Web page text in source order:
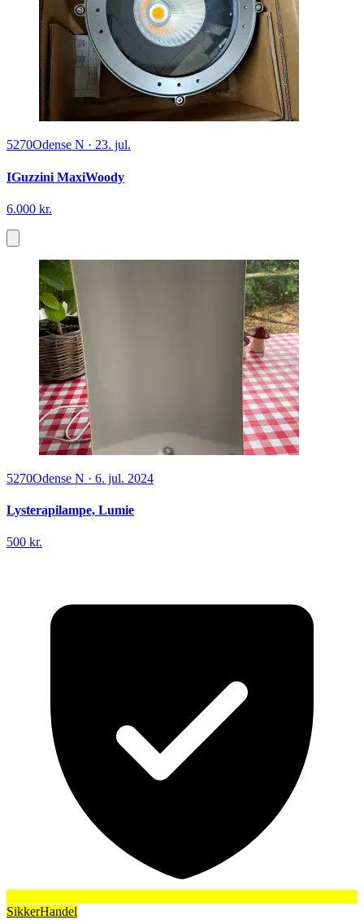
5270Odense N · 23. jul.
IGuzzini MaxiWoody
6.000 kr.
5270Odense N · 6. jul. 2024
Lysterapilampe, Lumie
500 kr.
SikkerHandel